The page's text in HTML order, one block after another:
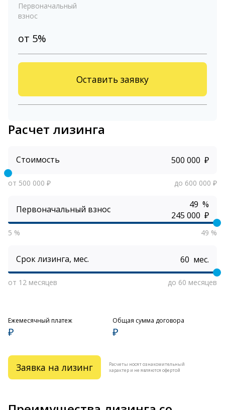
Первоначальный
взнос
от 5%
Оставить заявку
Расчет лизинга
Стоимость ₽
от 500 000 ₽ до 600 000 ₽
Первоначальный взнос
%
₽
5 % 49 %
Срок лизинга, мес. мес.
от 12 месяцев до 60 месяцев
Ежемесячный платеж
₽
Общая сумма договора
₽
Заявка на лизинг
Расчеты носят ознакомительный
характер и не являются офертой